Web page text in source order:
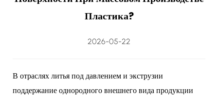
Пластика?
2026-05-22
В отраслях литья под давлением и экструзии
поддержание однородного внешнего вида продукции